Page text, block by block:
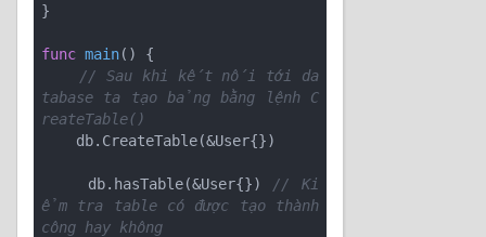
}
func main()
{
// Sau khi kết nối tới da
tabase ta tạo bảng bằng lệnh C
reateTable()
    db.hasTable(&User{})
// Ki
ểm tra table có được tạo thành
công hay không